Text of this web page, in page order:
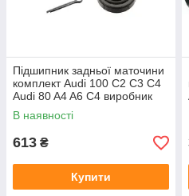
Підшипник задньої маточини
комплект Audi 100 C2 C3 C4
Audi 80 A4 A6 C4 виробник
FAG
В наявності
613 ₴
Купити